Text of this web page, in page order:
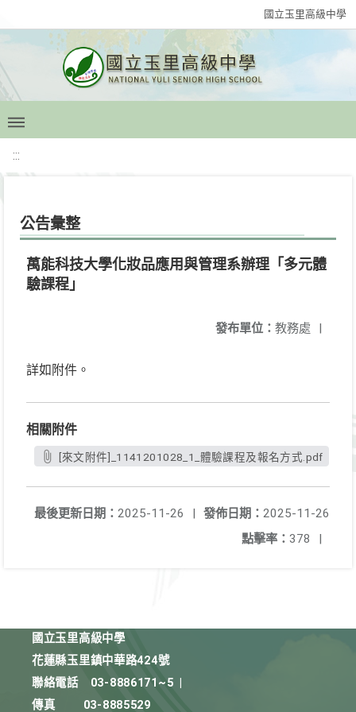
國立玉里高級中學
:::
公告彙整
萬能科技大學化妝品應用與管理系辦理「多元體
驗課程」
發布單位： 教務處 |
詳如附件。
相關附件
[來文附件]_1141201028_1_體驗課程及報名方式.pdf
發佈日期： 2025-11-26
最後更新日期： 2025-11-26
|
點擊率： 378 |
國立玉里高級中學
花蓮縣玉里鎮中華路424號
聯絡電話
03-8886171~5
傳真
03-8885529